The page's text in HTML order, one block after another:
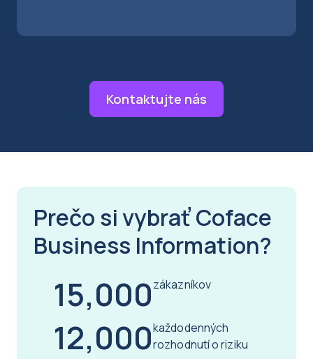
Kontaktujte nás
Prečo si vybrať Coface
Business Information?
15,000zákazníkov
12,000každodenných
rozhodnutí o riziku